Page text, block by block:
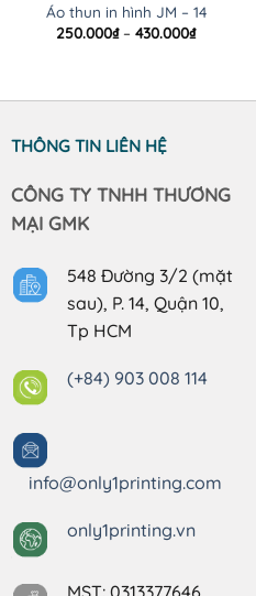
Áo thun in hình JM – 14
250.000₫ – 430.000₫Khoảng
430.000₫
THÔNG TIN LIÊN HỆ
CÔNG TY TNHH THƯƠNG
MẠI GMK
548 Đường 3/2 (mặt
sau), P. 14, Quận 10,
Tp HCM
(+84) 903 008 114
info@only1printing.com
only1printing.vn
MST: 0313377646